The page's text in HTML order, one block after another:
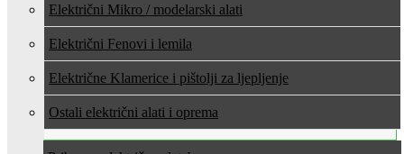
Električni Mikro / modelarski alati
Električni Fenovi i lemila
Električne Klamerice i pištolji za ljepljenje
Ostali električni alati i oprema